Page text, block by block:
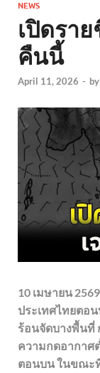
NEWS
เปิดรา
คืนนี้
April 11, 2026 - by
10 เมษายน
ประเทศไทยตอ
ร้อนจัดบางพื้นที่
ความกดอากาศ
ตอนบน ในขณะ